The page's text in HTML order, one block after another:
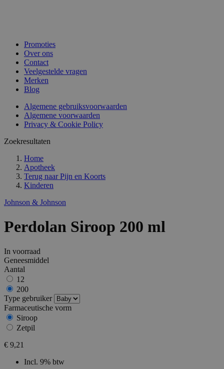
Promoties
Over ons
Contact
Veelgestelde vragen
Merken
Blog
Algemene gebruiksvoorwaarden
Algemene voorwaarden
Privacy & Cookie Policy
Zoekresultaten
Home
Apotheek
Terug naar Pijn en Koorts
Kinderen
Johnson & Johnson
Perdolan Siroop 200 ml
In voorraad
Geneesmiddel
Aantal
12
200
Type gebruiker
Farmaceutische vorm
Siroop
Zetpil
€ 9,21
Incl. 9% btw